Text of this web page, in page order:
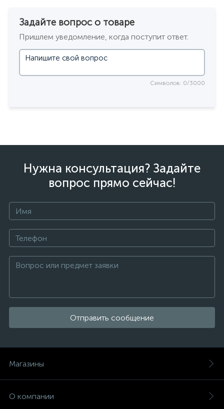
Задайте вопрос о товаре
Пришлем уведомление, когда поступит ответ.
Символов: 0/3000
Нужна консультация? Задайте
вопрос прямо сейчас!
Отправить сообщение
Магазины
О компании